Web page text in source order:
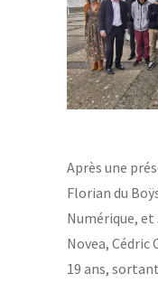
Après une
Florian du
Numérique,
Novea, Cédric
19 ans,